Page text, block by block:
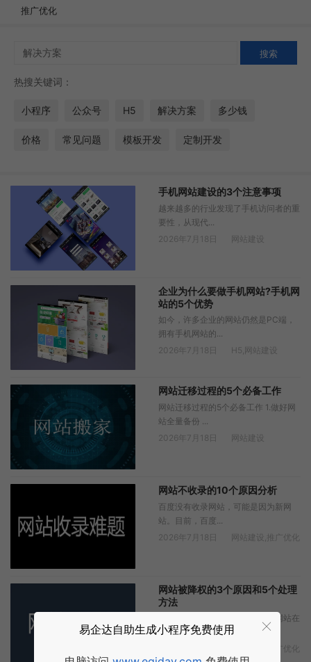
推广优化
热搜关键词：
小程序 公众号 H5 解决方案 多少钱
价格 常见问题 模板开发 定制开发
手机网站建设的3个注意事项
越来越多的行业发现了手机访问者的重
要性，从现代...
2026年7月18日
网站建设
企业为什么要做手机网站?手机网
站的5个优势
如今，许多企业的网站仍然是PC端，
拥有手机网站的...
2026年7月18日
H5 网站建设
网站迁移过程的5个必备工作
网站迁移过程的5个必备工作 1.做好网
站全量备份 ...
2026年7月18日
网站建设
网站不收录的10个原因分析
百度没有收录网站，可能是因为新网
站。目前，百度...
2026年7月18日
网站建设 推广优化
网站被降权的3个原因和5个处理
方法
在网站优化推广的过程中，有时网站在
优化网站的过...
推广优化
易企达自助生成小程序免费使用